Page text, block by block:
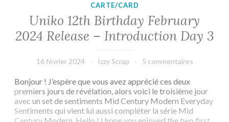
CARTE/CARD
Uniko 12th Birthday February
2024 Release – Introduction Day 3
16 février 2024 Izzy Scrap 5 commentaires
Bonjour ! J’espère que vous avez apprécié ces deux
premiers jours de révélation, alors voici le troisième jour
avec un set de sentiments Mid Century Modern Everyday
Sentiments qui vient lui aussi compléter la série Mid